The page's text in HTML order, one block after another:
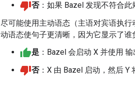
否：如果 Bazel 发现不符合此
尽可能使用主动语态（主语对宾语执
动语态使句子更清晰，因为它显示了谁
是 ：Bazel 会启动 X 并使用 输
否：X 由 Bazel 启动，然后 Y